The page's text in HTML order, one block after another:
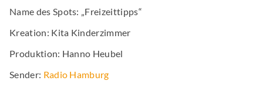
Name des Spots: „Freizeittipps“
Kreation: Kita Kinderzimmer
Produktion: Hanno Heubel
Sender: Radio Hamburg